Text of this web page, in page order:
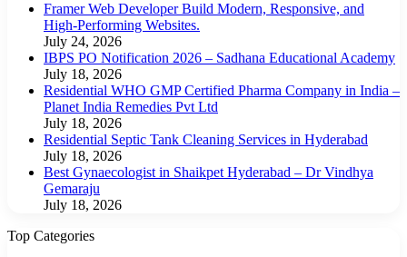
Framer Web Developer Build Modern, Responsive, and
High-Performing Websites.
July 24, 2026
IBPS PO Notification 2026 – Sadhana Educational Academy
July 18, 2026
Residential WHO GMP Certified Pharma Company in India –
Planet India Remedies Pvt Ltd
July 18, 2026
Residential Septic Tank Cleaning Services in Hyderabad
July 18, 2026
Best Gynaecologist in Shaikpet Hyderabad – Dr Vindhya
Gemaraju
July 18, 2026
Top Categories